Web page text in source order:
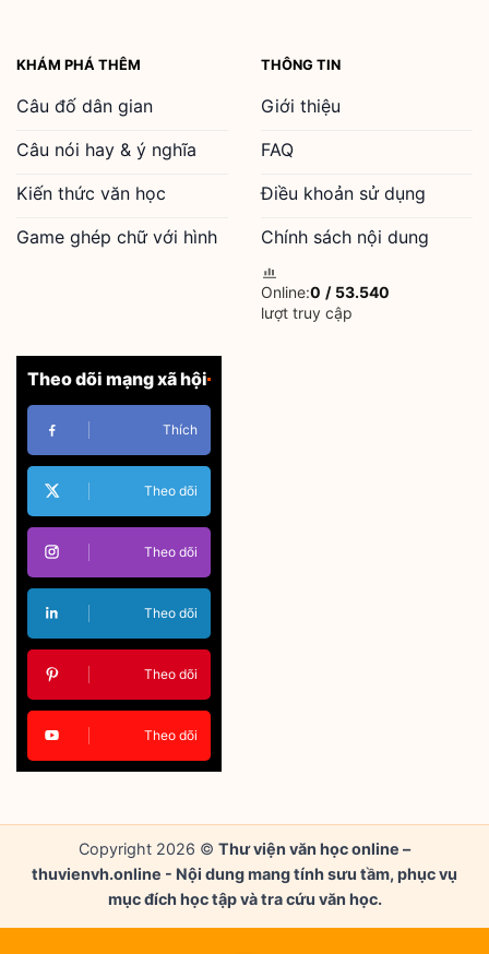
KHÁM PHÁ THÊM
Câu đố dân gian
Câu nói hay & ý nghĩa
Kiến thức văn học
Game ghép chữ với hình
THÔNG TIN
Giới thiệu
FAQ
Điều khoản sử dụng
Chính sách nội dung
Online:0 / 53.540
lượt truy cập
Theo dõi mạng xã hội
Thích
Theo dõi
Theo dõi
Theo dõi
Theo dõi
Theo dõi
Copyright 2026 © Thư viện văn học online –
thuvienvh.online - Nội dung mang tính sưu tầm, phục vụ
mục đích học tập và tra cứu văn học.